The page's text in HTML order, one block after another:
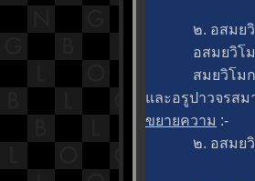
๒. อสมยวิโม
อสมยวิโมกข์
สมยวิโมกข์ คื
ละอรูปาวจรสม
ขยายความ :-
๒. อสมยวิโมก